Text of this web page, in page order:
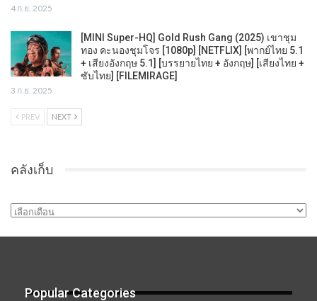
4 ก.ย. 2025
[MINI Super-HQ] Gold Rush Gang (2025) เขาชุม
ทอง คะนองชุมโจร [1080p] [NETFLIX] [พากย์ไทย 5.1
+ เสียงอังกฤษ 5.1] [บรรยายไทย + อังกฤษ] [เสียงไทย +
ซับไทย] [FILEMIRAGE]
3 ก.ย. 2025
PREV NEXT
คลังเก็บ
คลัง
Popular Categories